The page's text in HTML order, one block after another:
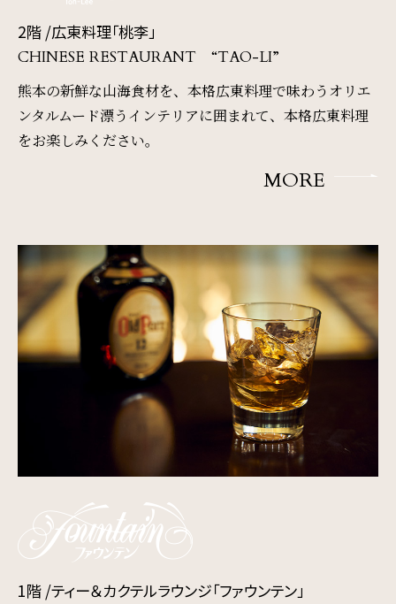
2階 /広東料理「桃李」
CHINESE RESTAURANT “TAO-LI”
熊本の新鮮な山海食材を、本格広東料理で味わう オリエ
ンタルムード漂うインテリアに囲まれて、本格広東料理
をお楽しみください。
MORE
1階 /ティー＆カクテルラウンジ「ファウンテン」